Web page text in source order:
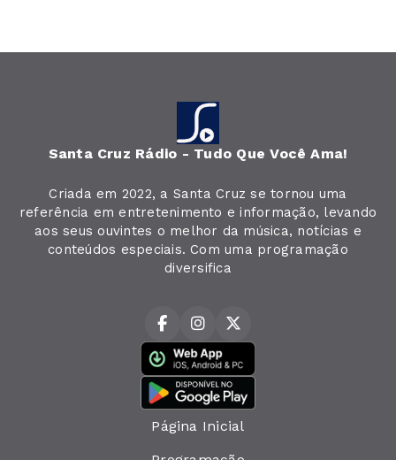
Santa Cruz Rádio - Tudo Que Você Ama!
Criada em 2022, a Santa Cruz se tornou uma
referência em entretenimento e informação, levando
aos seus ouvintes o melhor da música, notícias e
conteúdos especiais. Com uma programação
diversifica
Página Inicial